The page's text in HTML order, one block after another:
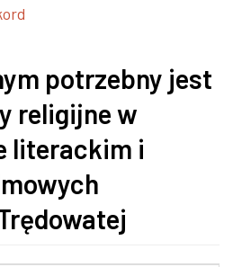
potrzebny jest
religijne w
literackim i